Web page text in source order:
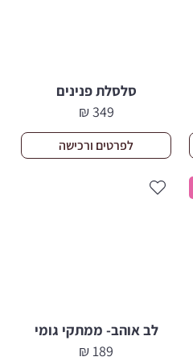
סלסלת פנינים
349
₪
לפרטים ורכישה
לב אוהב- ממתקי גומי
189
₪